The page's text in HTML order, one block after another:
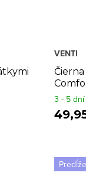
VENTI
3 - 5 dní